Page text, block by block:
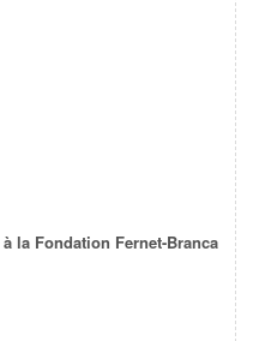
à la Fondation Fernet-Branca